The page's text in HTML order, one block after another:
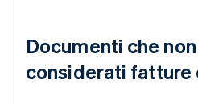
Documenti che
considerati fatture